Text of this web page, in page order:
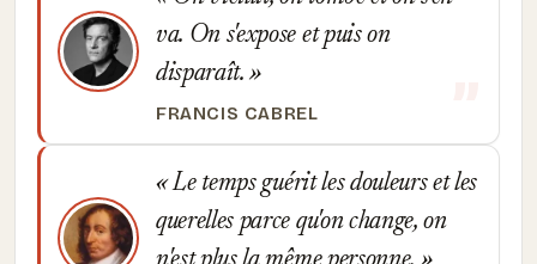
va. On s'expose et puis on
disparaît.
FRANCIS CABREL
Le temps guérit les douleurs et les
querelles parce qu'on change, on